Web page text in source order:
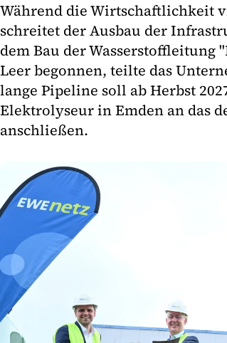
Während die Wirtschaftlichkeit
schreitet der Ausbau der
dem Bau der Wasserstoffleitung
Leer begonnen, teilte das
lange Pipeline soll ab Herbst
Elektrolyseur in Emden an das
anschließen.